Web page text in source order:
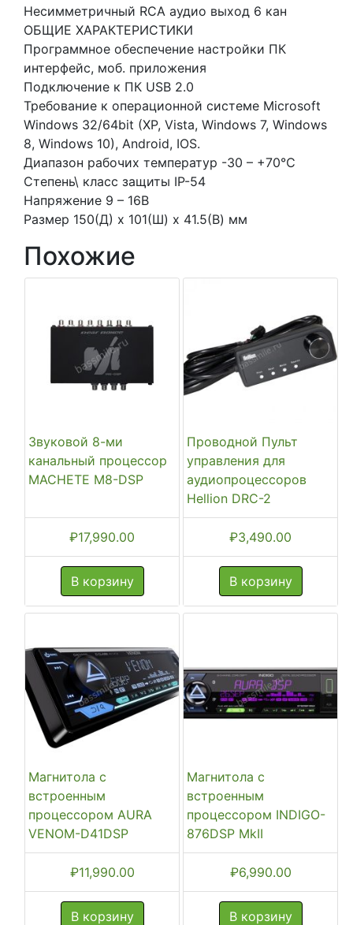
Несимметричный RCA аудио выход 6 кан
ОБЩИЕ ХАРАКТЕРИСТИКИ
Программное обеспечение настройки ПК
интерфейс, моб. приложения
Подключение к ПК USB 2.0
Требование к операционной системе Microsoft
Windows 32/64bit (XP, Vista, Windows 7, Windows
8, Windows 10), Android, IOS.
Диапазон рабочих температур -30 – +70℃
Степень\ класс защиты IP-54
Напряжение 9 – 16В
Размер 150(Д) x 101(Ш) x 41.5(В) мм
Похожие
Звуковой 8-ми
канальный процессор
MACHETE M8-DSP
₽17,990.00
В корзину
Проводной Пульт
управления для
аудиопроцессоров
Hellion DRC-2
₽3,490.00
В корзину
Магнитола с
встроенным
процессором AURA
VENOM-D41DSP
₽11,990.00
В корзину
Магнитола с
встроенным
процессором INDIGO-
876DSP MkII
₽6,990.00
В корзину